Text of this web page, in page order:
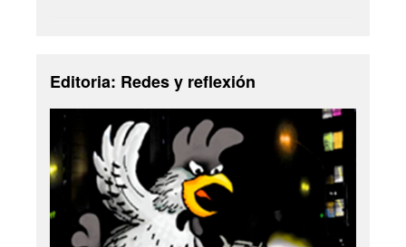
Editoria: Redes y reflexión